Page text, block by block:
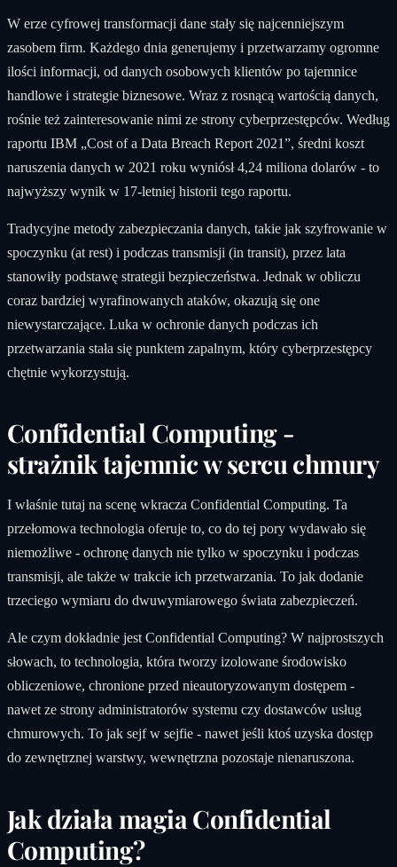
W erze cyfrowej transformacji dane stały się najcenniejszym
zasobem firm. Każdego dnia generujemy i przetwarzamy ogromne
ilości informacji, od danych osobowych klientów po tajemnice
handlowe i strategie biznesowe. Wraz z rosnącą wartością danych,
rośnie też zainteresowanie nimi ze strony cyberprzestępców. Według
raportu IBM „Cost of a Data Breach Report 2021”, średni koszt
naruszenia danych w 2021 roku wyniósł 4,24 miliona dolarów - to
najwyższy wynik w 17-letniej historii tego raportu.
Tradycyjne metody zabezpieczania danych, takie jak szyfrowanie w
spoczynku (at rest) i podczas transmisji (in transit), przez lata
stanowiły podstawę strategii bezpieczeństwa. Jednak w obliczu
coraz bardziej wyrafinowanych ataków, okazują się one
niewystarczające. Luka w ochronie danych podczas ich
przetwarzania stała się punktem zapalnym, który cyberprzestępcy
chętnie wykorzystują.
Confidential Computing -
strażnik tajemnic w sercu chmury
I właśnie tutaj na scenę wkracza Confidential Computing. Ta
przełomowa technologia oferuje to, co do tej pory wydawało się
niemożliwe - ochronę danych nie tylko w spoczynku i podczas
transmisji, ale także w trakcie ich przetwarzania. To jak dodanie
trzeciego wymiaru do dwuwymiarowego świata zabezpieczeń.
Ale czym dokładnie jest Confidential Computing? W najprostszych
słowach, to technologia, która tworzy izolowane środowisko
obliczeniowe, chronione przed nieautoryzowanym dostępem -
nawet ze strony administratorów systemu czy dostawców usług
chmurowych. To jak sejf w sejfie - nawet jeśli ktoś uzyska dostęp
do zewnętrznej warstwy, wewnętrzna pozostaje nienaruszona.
Jak działa magia Confidential
Computing?